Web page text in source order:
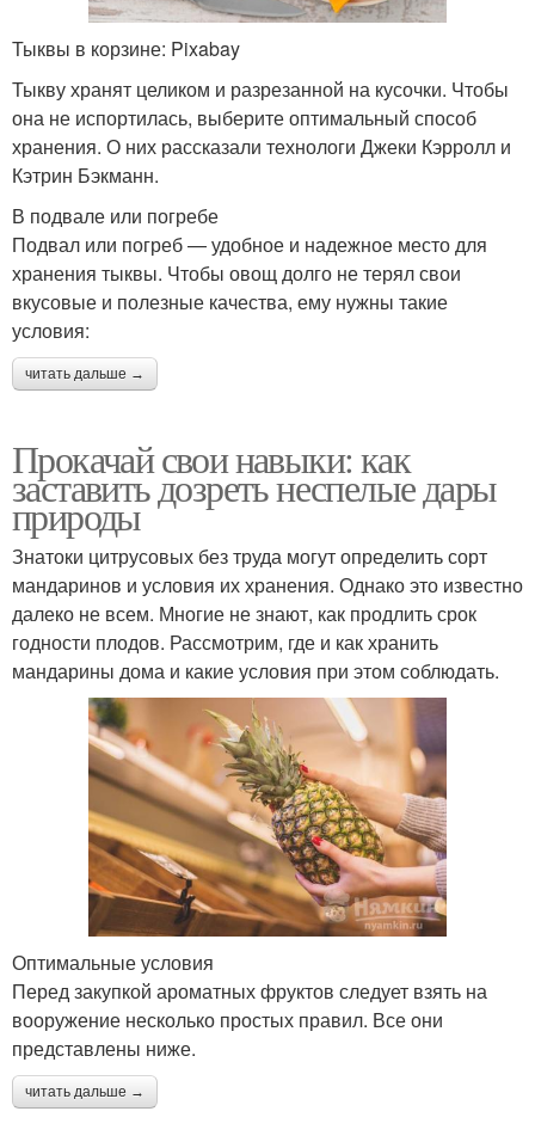
Тыквы в корзине: Pixabay
Тыкву хранят целиком и разрезанной на кусочки. Чтобы
она не испортилась, выберите оптимальный способ
хранения. О них рассказали технологи Джеки Кэрролл и
Кэтрин Бэкманн.
В подвале или погребе
Подвал или погреб — удобное и надежное место для
хранения тыквы. Чтобы овощ долго не терял свои
вкусовые и полезные качества, ему нужны такие
условия:
читать дальше →
Прокачай свои навыки: как
заставить дозреть неспелые дары
природы
Знатоки цитрусовых без труда могут определить сорт
мандаринов и условия их хранения. Однако это известно
далеко не всем. Многие не знают, как продлить срок
годности плодов. Рассмотрим, где и как хранить
мандарины дома и какие условия при этом соблюдать.
Оптимальные условия
Перед закупкой ароматных фруктов следует взять на
вооружение несколько простых правил. Все они
представлены ниже.
читать дальше →